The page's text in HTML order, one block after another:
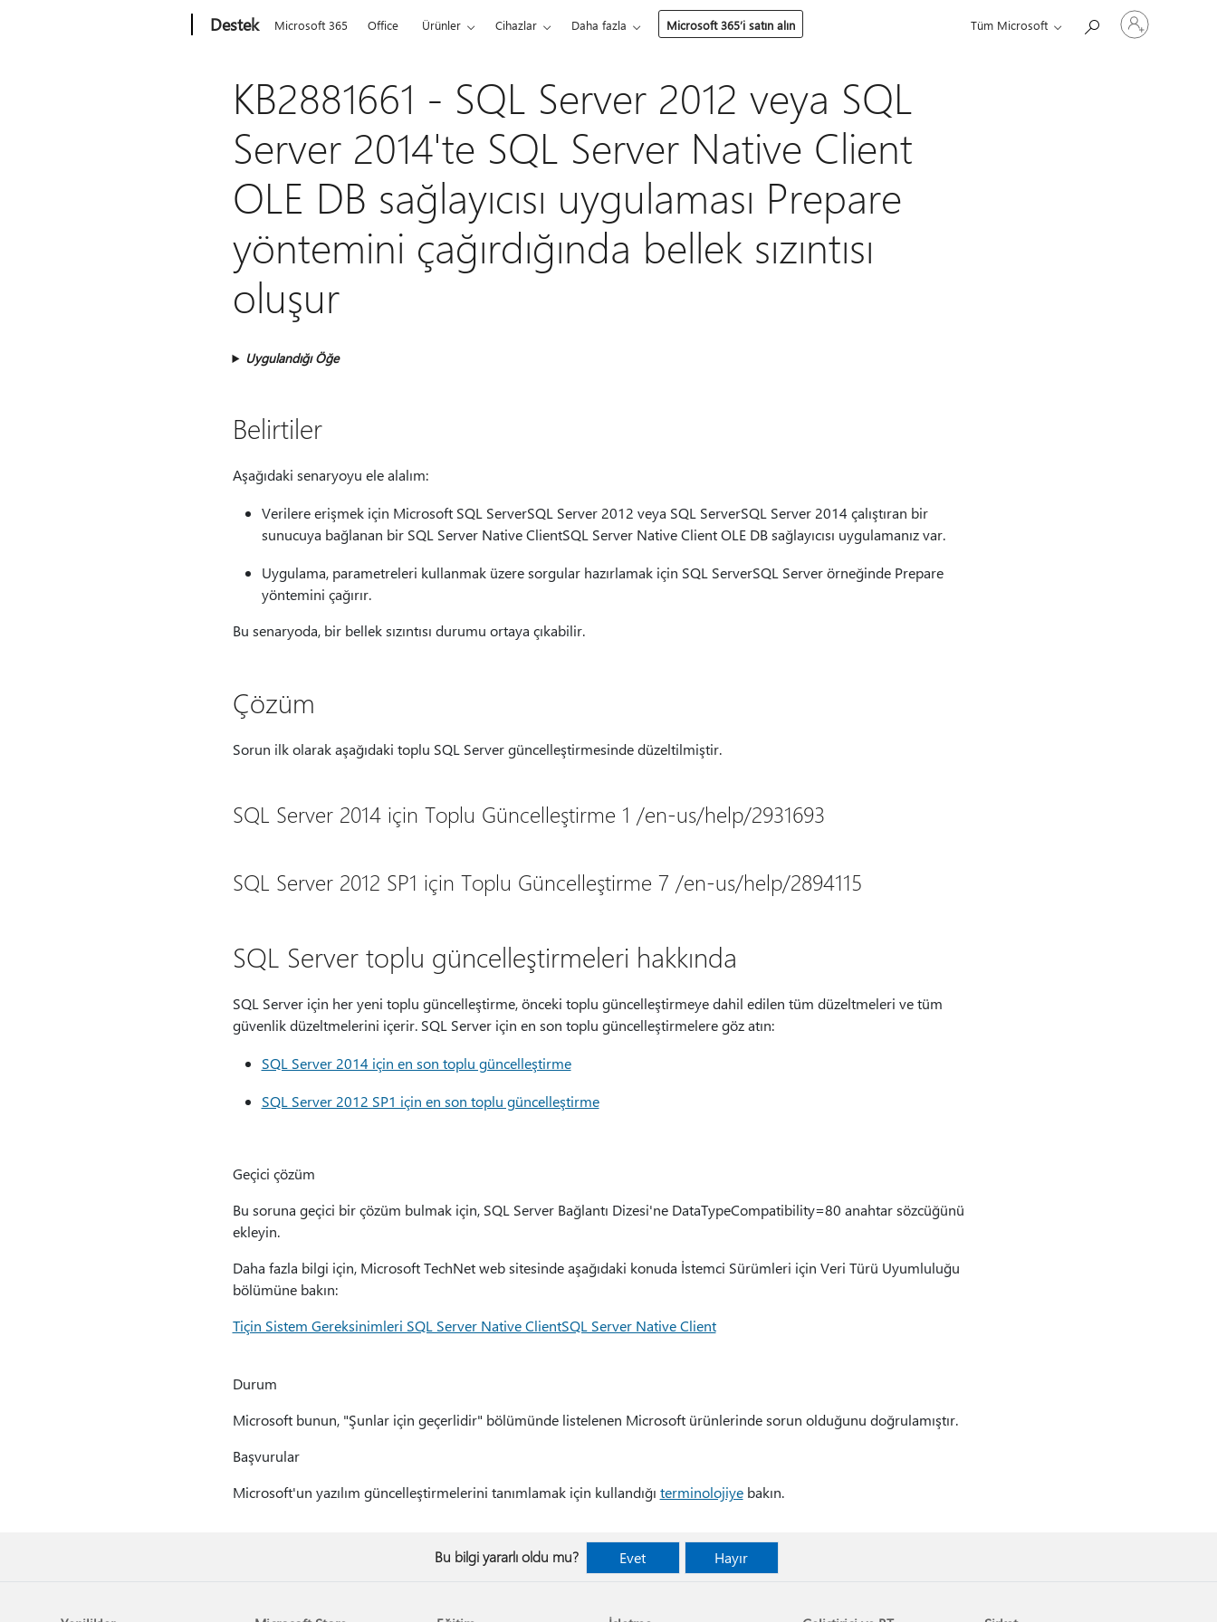
Destek Microsoft 365 Office Ürünler Cihazlar Daha fazla Microsoft 365’i satın alın Tüm Microsoft
Hesabınızda
oturum
açın
KB2881661 - SQL Server 2012 veya SQL
Server 2014'te SQL Server Native Client
OLE DB sağlayıcısı uygulaması Prepare
yöntemini çağırdığında bellek sızıntısı
oluşur
Uygulandığı Öğe
Belirtiler
Aşağıdaki senaryoyu ele alalım:
Verilere erişmek için Microsoft SQL ServerSQL Server 2012 veya SQL ServerSQL Server 2014 çalıştıran bir
sunucuya bağlanan bir SQL Server Native ClientSQL Server Native Client OLE DB sağlayıcısı uygulamanız var.
Uygulama, parametreleri kullanmak üzere sorgular hazırlamak için SQL ServerSQL Server örneğinde Prepare
yöntemini çağırır.
Bu senaryoda, bir bellek sızıntısı durumu ortaya çıkabilir.
Çözüm
Sorun ilk olarak aşağıdaki toplu SQL Server güncelleştirmesinde düzeltilmiştir.
SQL Server 2014 için Toplu Güncelleştirme 1 /en-us/help/2931693
SQL Server 2012 SP1 için Toplu Güncelleştirme 7 /en-us/help/2894115
SQL Server toplu güncelleştirmeleri hakkında
SQL Server için her yeni toplu güncelleştirme, önceki toplu güncelleştirmeye dahil edilen tüm düzeltmeleri ve tüm
güvenlik düzeltmelerini içerir. SQL Server için en son toplu güncelleştirmelere göz atın:
SQL Server 2014 için en son toplu güncelleştirme
SQL Server 2012 SP1 için en son toplu güncelleştirme
Geçici çözüm
Bu soruna geçici bir çözüm bulmak için, SQL Server Bağlantı Dizesi'ne DataTypeCompatibility=80 anahtar sözcüğünü
ekleyin.
Daha fazla bilgi için, Microsoft TechNet web sitesinde aşağıdaki konuda İstemci Sürümleri için Veri Türü Uyumluluğu
bölümüne bakın:
Tiçin Sistem Gereksinimleri SQL Server Native ClientSQL Server Native Client
Durum
Microsoft bunun, "Şunlar için geçerlidir" bölümünde listelenen Microsoft ürünlerinde sorun olduğunu doğrulamıştır.
Başvurular
Microsoft'un yazılım güncelleştirmelerini tanımlamak için kullandığı terminolojiyebakın.
Bu bilgi yararlı oldu mu? Evet Hayır